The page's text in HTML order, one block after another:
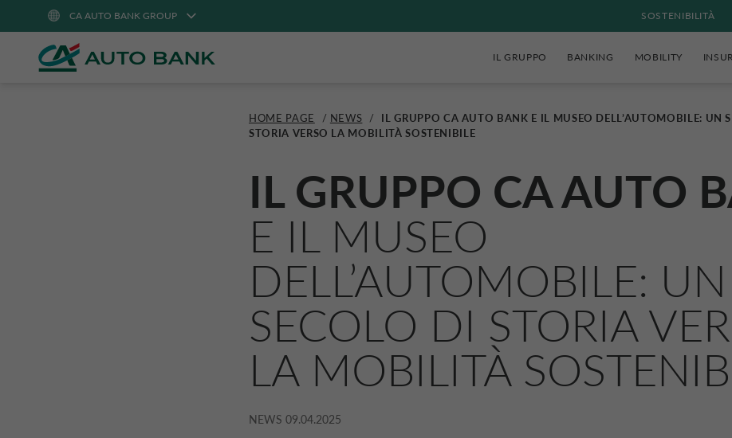
CA AUTO BANK GROUP SOSTENIBILITÀ
IL GRUPPO BANKING MOBILITY
HOME PAGE / NEWS /
IL GRUPPO CA AUTO BANK E IL MUSEO DELL’AUTOMOBILE: UN
STORIA VERSO LA MOBILITÀ SOSTENIBILE
IL GRUPPO CA AUTO
E IL MUSEO
DELL’AUTOMOBILE: UN
SECOLO DI STORIA
LA MOBILITÀ
NEWS 09.04.2025